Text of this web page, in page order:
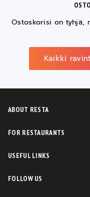
Ostoskorisi on tyhjä,
Kaikki
ABOUT RESTA
FOR RESTAURANTS
USEFUL LINKS
FOLLOW US